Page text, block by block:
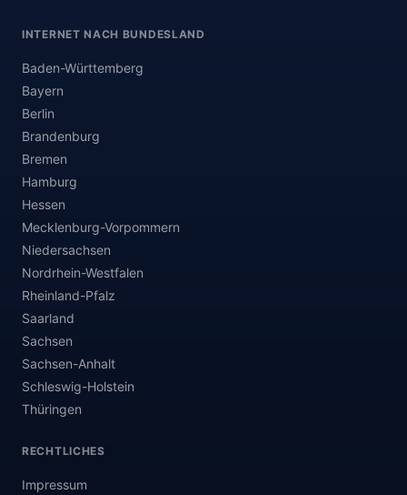
INTERNET NACH BUNDESLAND
Baden-Württemberg
Bayern
Berlin
Brandenburg
Bremen
Hamburg
Hessen
Mecklenburg-Vorpommern
Niedersachsen
Nordrhein-Westfalen
Rheinland-Pfalz
Saarland
Sachsen
Sachsen-Anhalt
Schleswig-Holstein
Thüringen
RECHTLICHES
Impressum